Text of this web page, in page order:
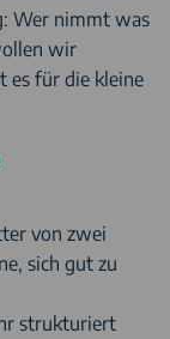
Wer nimmt was
wir
es für die kleine
von zwei
sich gut zu
strukturiert